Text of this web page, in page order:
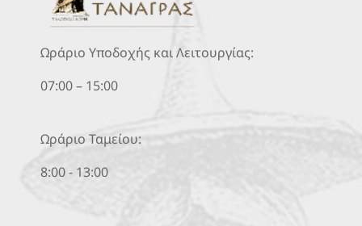
Ωράριο Υποδοχής και Λειτουργίας:
07:00 – 15:00
Ωράριο Ταμείου:
8:00 - 13:00